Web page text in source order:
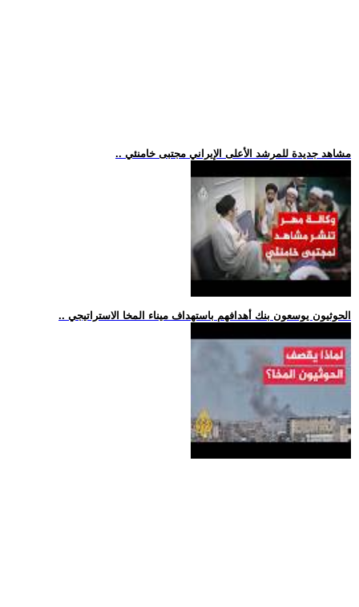
.. مشاهد جديدة للمرشد الأعلى الإيراني مجتبى خامنئي
.. الحوثيون يوسعون بنك أهدافهم باستهداف ميناء المخا الاستراتيجي